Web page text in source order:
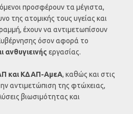
προσφέρουν τα μέγιστα,
της ατομικής τους υγείας και
έχουν να αντιμετωπίσουν
όσον αφορά το
ανθυγιεινής εργασίας.
και ΚΔΑΠ-ΑμεΑ, καθώς και στις
αντιμετώπιση της φτώχειας,
βιωσιμότητας και